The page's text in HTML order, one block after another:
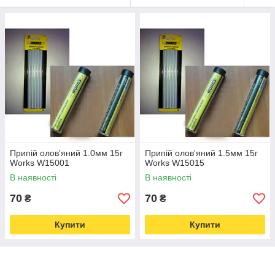
Припій олов'яний 1.0мм 15г
Works W15001
В наявності
70 ₴
Купити
Припій олов'яний 1.5мм 15г
Works W15015
В наявності
70 ₴
Купити